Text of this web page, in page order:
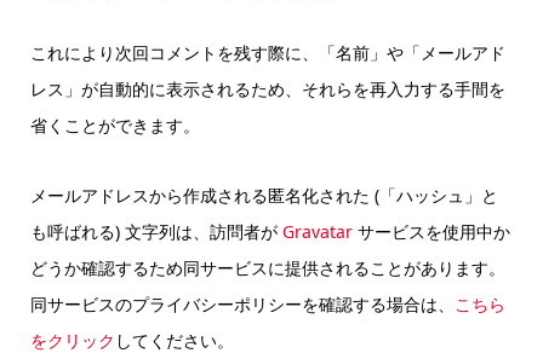
これにより次回コメントを残す際に、「名前」や「メールアド
レス」が自動的に表示されるため、それらを再入力する手間を
省くことができます。
メールアドレスから作成される匿名化された (「ハッシュ」と
も呼ばれる) 文字列は、訪問者が Gravatar サービスを使用中か
どうか確認するため同サービスに提供されることがあります。
同サービスのプライバシーポリシーを確認する場合は、 こちら
をクリック してください。